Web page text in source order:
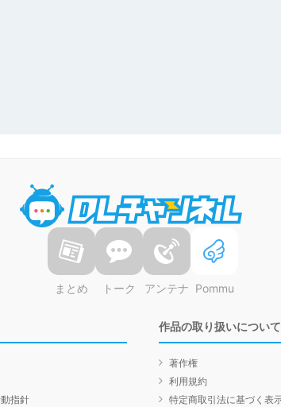
まとめ トーク アンテナ Pommu
指針
作品の取り扱いについて
著作権
利用規約
特定商取引法に基づく表